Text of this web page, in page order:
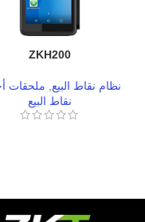
ZKH200
نظام نقاط البيع
ملحقات
نقاط البيع